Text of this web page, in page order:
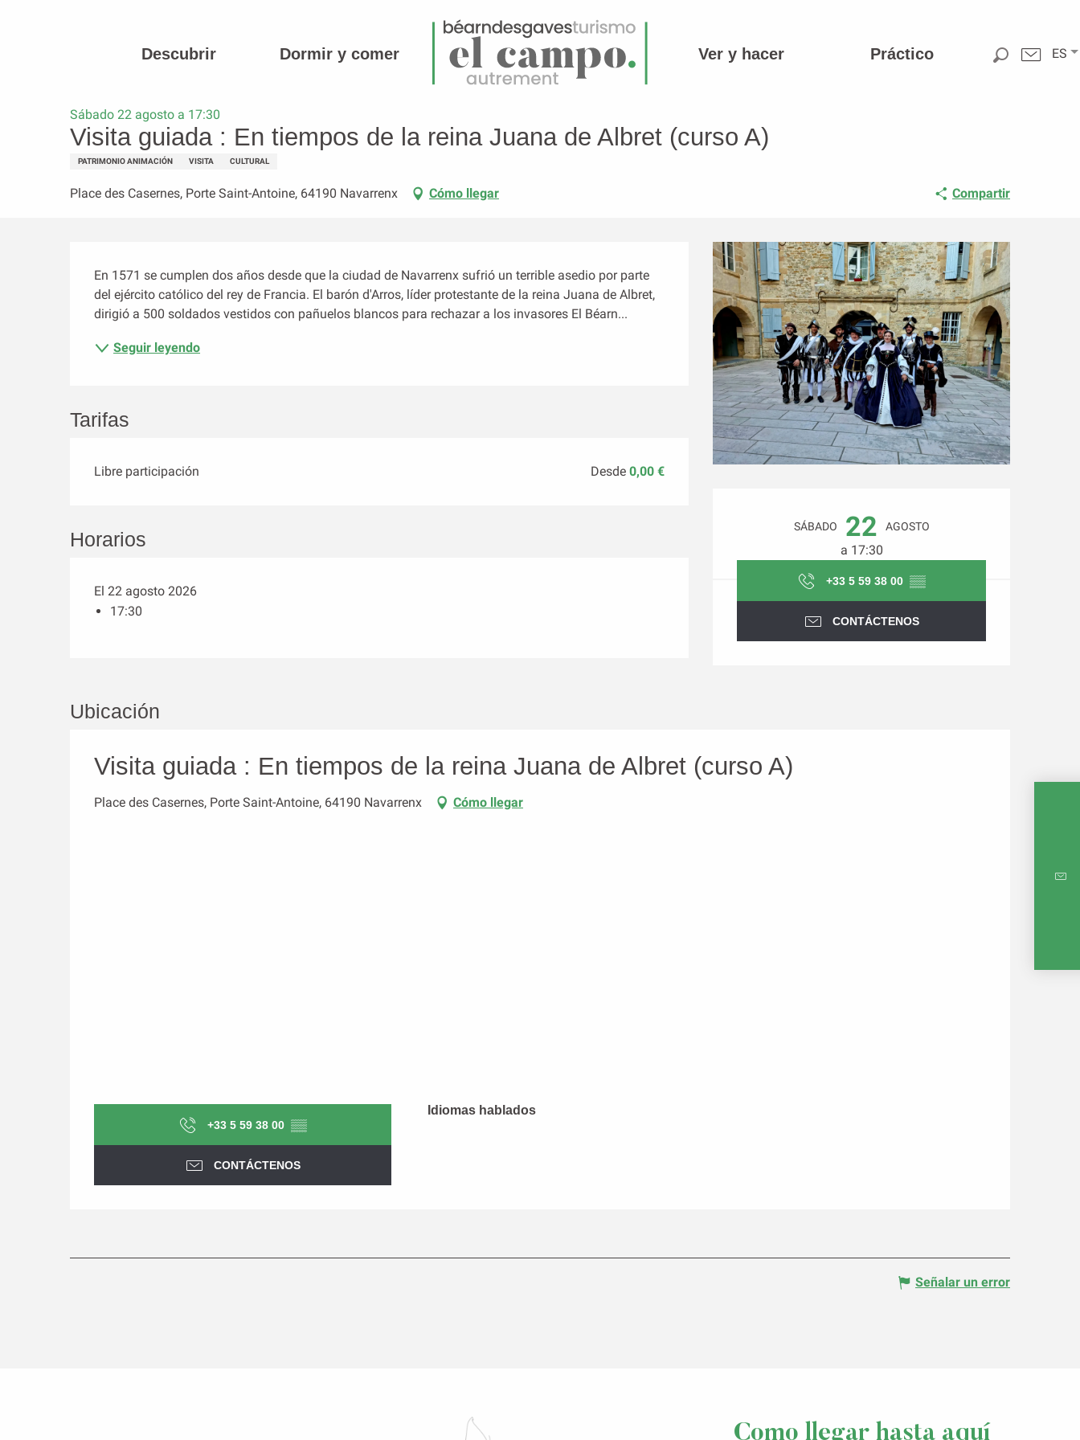
ES
Descubrir Dormir y comer Ver y hacer Práctico
Visita guiada : En tiempos de la reina Juana de Albret (curso A)
Sábado 22 agosto a 17:30
Visita guiada : En tiempos de la reina Juana de Albret (curso A)
PATRIMONIO ANIMACIÓN VISITA CULTURAL
Place des Casernes, Porte Saint-Antoine, 64190 Navarrenx Cómo llegar Compartir
SÁBADO 22 AGOSTO
a 17:30
+33 5 59 38 00 ▒▒
CONTÁCTENOS
En 1571 se cumplen dos años desde que la ciudad de Navarrenx sufrió un terrible asedio por parte
del ejército católico del rey de Francia. El barón d'Arros, líder protestante de la reina Juana de Albret,
dirigió a 500 soldados vestidos con pañuelos blancos para rechazar a los invasores El Béarn...
Seguir leyendo
Tarifas
Libre participación Desde0,00 €
Horarios
El 22 agosto 2026
17:30
Ubicación
Visita guiada : En tiempos de la reina Juana de Albret (curso A)
Place des Casernes, Porte Saint-Antoine, 64190 Navarrenx Cómo llegar
+33 5 59 38 00 ▒▒
CONTÁCTENOS
Idiomas hablados
Idiomas hablados
Señalar un error
Como llegar hasta aquí